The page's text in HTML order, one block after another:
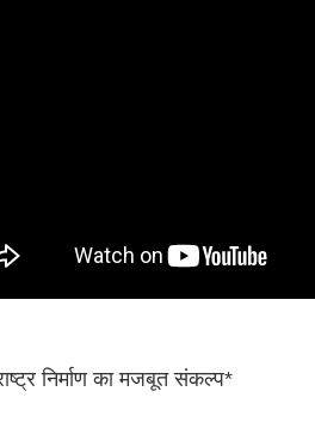
निर्माण का मजबूत संकल्प*